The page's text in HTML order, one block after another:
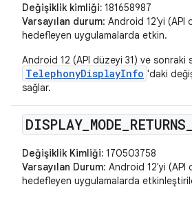
Değişiklik kimliği: 181658987
Varsayılan durum: Android 12'yi (API
hedefleyen uygulamalarda etkin.
Android 12 (API düzeyi 31) ve
TelephonyDisplayInfo 'daki
sağlar.
DISPLAY_ MODE RETURNS
Değişiklik Kimliği: 170503758
Varsayılan Durum: Android 12'yi (API
hedefleyen uygulamalarda